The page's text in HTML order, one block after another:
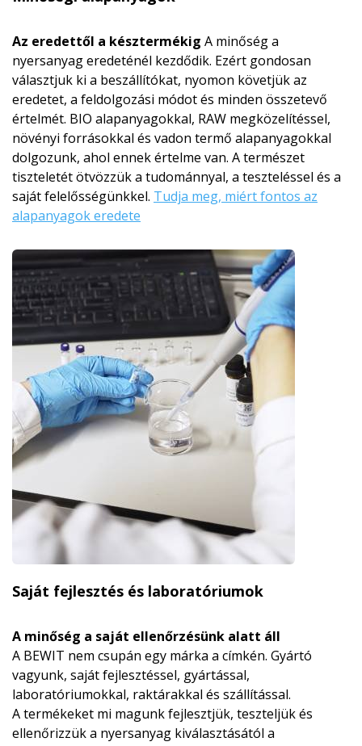
Az eredettől a késztermékig A minőség a
nyersanyag eredeténél kezdődik. Ezért gondosan
választjuk ki a beszállítókat, nyomon követjük az
eredetet, a feldolgozási módot és minden összetevő
értelmét. BIO alapanyagokkal, RAW megközelítéssel,
növényi forrásokkal és vadon termő alapanyagokkal
dolgozunk, ahol ennek értelme van. A természet
tiszteletét ötvözzük a tudománnyal, a teszteléssel és a
saját felelősségünkkel. Tudja meg, miért fontos az
alapanyagok eredete
Saját fejlesztés és laboratóriumok
A minőség a saját ellenőrzésünk alatt áll
A BEWIT nem csupán egy márka a címkén. Gyártó
vagyunk, saját fejlesztéssel, gyártással,
laboratóriumokkal, raktárakkal és szállítással.
A termékeket mi magunk fejlesztjük, teszteljük és
ellenőrizzük a nyersanyag kiválasztásától a